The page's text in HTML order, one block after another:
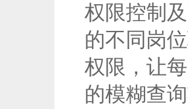
权限控制
的不同岗
权限，让
的模糊查